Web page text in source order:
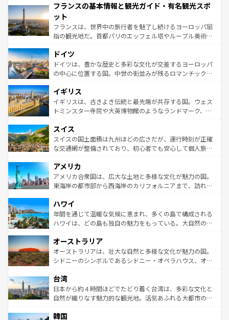
ませてくれるイタリアで、忘れられない旅をしてみよう！
なお、新着のイタリア情報は
しい。
文化が根付くこの国では、情熱的なフラメンコ、熱気あふ
れる闘牛、そして美味しいタパスが生活の一部となってい
る。首都マドリードの洗練された雰囲気や、バルセロナの
アートに溢れた街角から、地方では古代ローマ遺跡や中世
せる。地方によって風土や気候が異なるスペインはその個
性で訪れる人を魅了する。 なお、新着のスペイン情報は コ
ンテンツ一覧を参照してほしい。
フランスの基本情報と観光ガイド・有名観光スポ
ット
フランスは、世界中の旅行者を魅了し続けるヨーロッパ屈
指の観光地だ。首都パリのエッフェル塔やルーブル美術館
で、幅広い魅力が詰まっている。華麗な宮殿、歴史的な大
聖堂、美しいビーチ、そして豊かな自然が、訪れる者を心
から魅了する。また、フランスは美食の国としても知ら
いる。シャンパンの発祥地であるランス、プロヴァンスの
香り高いラベンダー畑など、多彩な楽しみ方が可能だ。さ
らに、パリ以外の地域にも魅力が溢れており、どの街角に
れる地方に足を運ぶとそれぞれで全く異なる文化を体験で
きるだろう。 なお、新着のフランス情報はコンテンツ一覧
を参照してほしい。
ドイツ
ドイツは、豊かな歴史と多彩な文化が交差するヨーロッパ
の中心に位置する国。中世の街並みが残るロマンチック街
顔を持つこの国は、どこを歩いても飽きることがない。ベ
ルリンの文化的活気、バイエルン州のアルプスの絶景、そ
してライン川沿いのワイン畑といった風景は必見。ビール
は、お酒好きな人にはぜひ体験してほしい。 なお、新着の
ドイツ情報はコンテンツ一覧を参照してほしい。
イギリス
イギリスは、古きよき伝統と最先端が共存する国。ウェス
トミンスター寺院や大英博物館のようなランドマーク、歴
リアごとに異なる魅力がある。また、優雅なアフタヌーン
ティー、ビール好きにはたまらない英国パブ、サッカー観
戦など、本場だからこそできる体験も豊富。イギリスを旅
ンツ一覧を参照してほしい。
スイス
スイスの国土面積は九州ほどの広さだが、運行時刻が正確
な交通網が整備されており、初心者でも安心して個人旅行
の建物がそのまま残る町や、スイスならではのユニークな
博物館もあり、アルプス観光だけでなく町歩きも満喫する
ことができる。国民の所得が高いため物価も高いが、旅行
ば市内交通費無料で観光を楽しむこともできる。 なお、新
着のスイス情報はコンテンツ一覧 を参照してほしい。
アメリカ
アメリカ合衆国は、広大な土地と多様な文化が魅力の国。
東海岸の都市部から西海岸のカリフォルニアまで、訪れる
のような巨大都市は、観光、ショッピング、エンターテイ
ンメントが詰まった刺激的なスポットだ。一方、アメリカ
西部には大自然が広がり、グランドキャニオンやイエロー
部のニューオーリンズでは、音楽と美食が融合した独特の
文化が魅力。旅行者はアメリカの各地域で異なる魅力を楽
しみながら、その多様性と豊かな歴史を感じることができ
ならではの贅沢な旅のスタイルだ。 なお、新着のアメリカ
情報はコンテンツ一覧を参照してほしい。
ハワイ
年間を通じて温暖な気候に恵まれ、多くの島で構成される
ハワイは、どの島も独自の魅力をもっている。大自然の神
ワイ島は見逃せない。また、定番の観光地といえばオアフ
島だが、静かな自然を求めるならマウイ島やカウアイ島が
おすすめ。エメラルドグリーンに輝く海をはじめ、豊かな
れるおもてなしの心で訪れる人々を迎えてくれるハワイの
人々、おいしいローカルフードやハワイアンミュージッ
ク、伝統的なフラダンスなど、すべてがハワイの魅力を彩
ワイを、存分に味わってほしい。 なお、新着のハワイ情報
オーストラリア
オーストラリアは、壮大な自然と多様な文化が魅力の国。
シドニーのシンボルであるシドニー・オペラハウス、オー
リアリーフや大陸中央部にそびえるウルル（エアーズロッ
ク）、タスマニアの美しい原生林やケアンズの熱帯雨林な
ど、見どころがたくさん。また、カフェやワイン、オージ
いる。アクティビティも充実しており、サーフィンやダイ
台湾
日本から約４時間ほどでたどり着く台湾は、多彩な文化と
自然が織りなす魅力的な観光地。活気あふれる大都市の台
ン）、静ひつな山岳地帯である台湾東部など、都市の喧騒
韓国